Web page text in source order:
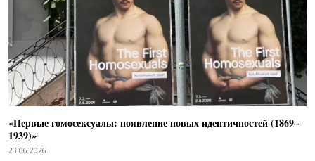
«Первые гомосексуалы: появление новых идентичностей (1869–
1939)»
23.06.2026